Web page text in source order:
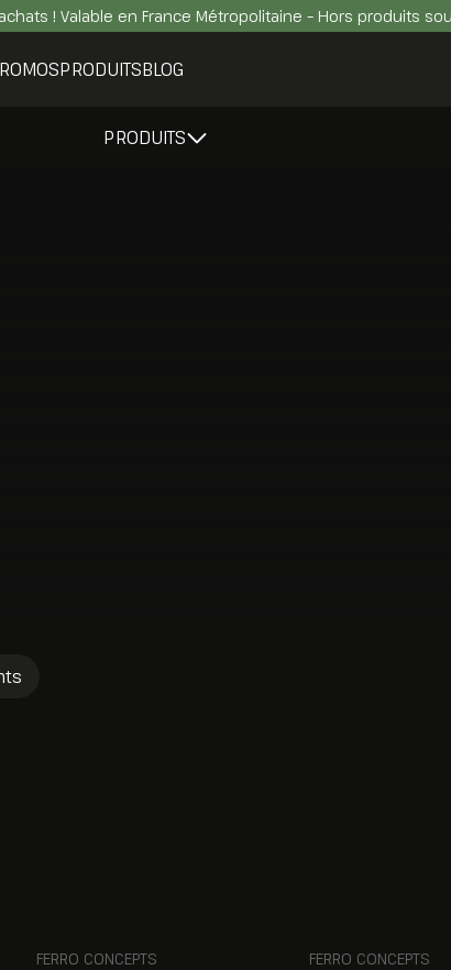
! Valable en France Métropolitaine – Hors produits
PRODUITSBLOG
PRODUITS
FERRO CONCEPTS FERRO CONCEPTS